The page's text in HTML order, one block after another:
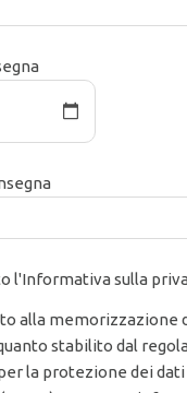
l'Informativa sulla
alla memorizzazione
stabilito dal
la protezione dei dati